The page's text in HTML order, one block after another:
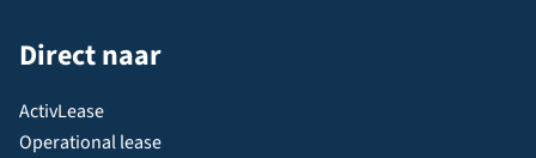
Direct naar
ActivLease
Operational lease